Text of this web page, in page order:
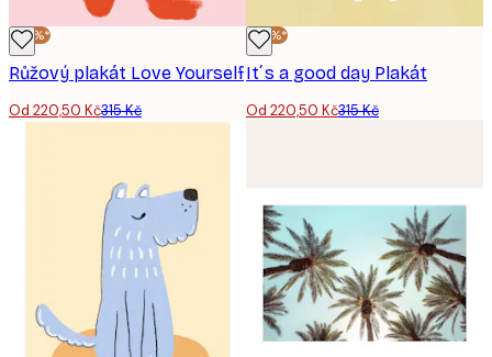
-30%*
Růžový plakát Love Yourself
Od 220,50 Kč315 Kč
-30%*
It´s a good day Plakát
Od 220,50 Kč315 Kč